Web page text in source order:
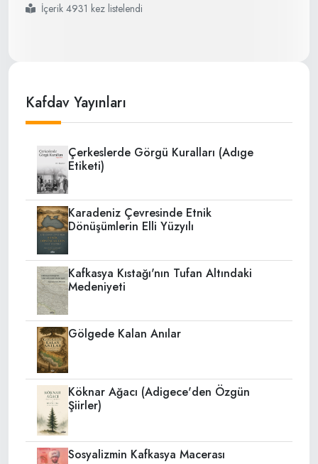
İçerik 4931 kez listelendi
Kafdav Yayınları
Çerkeslerde Görgü Kuralları (Adıge
Etiketi)
Karadeniz Çevresinde Etnik
Dönüşümlerin Elli Yüzyılı
Kafkasya Kıstağı'nın Tufan Altındaki
Medeniyeti
Gölgede Kalan Anılar
Köknar Ağacı (Adigece'den Özgün
Şiirler)
Sosyalizmin Kafkasya Macerası